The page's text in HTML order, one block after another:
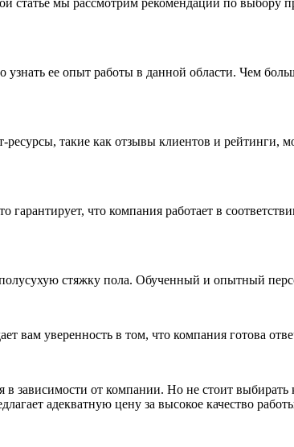
статье мы рассмотрим рекомендации по выбору
ее опыт работы в данной области. Чем
такие как отзывы клиентов и рейтинги,
что компания работает в
стяжку пола. Обученный и опытный
вам уверенность в том, что компания готова
зависимости от компании. Но не стоит
адекватную цену за высокое качество